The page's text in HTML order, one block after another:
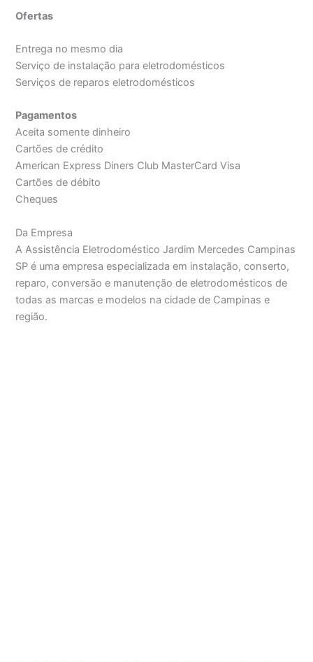
Ofertas
Entrega no mesmo dia
Serviço de instalação para eletrodomésticos
Serviços de reparos eletrodomésticos
Pagamentos
Aceita somente dinheiro
Cartões de crédito
American Express Diners Club MasterCard Visa
Cartões de débito
Cheques
Da Empresa
A Assistência Eletrodoméstico Jardim Mercedes Campinas
SP é uma empresa especializada em instalação, conserto,
reparo, conversão e manutenção de eletrodomésticos de
todas as marcas e modelos na cidade de Campinas e
região.